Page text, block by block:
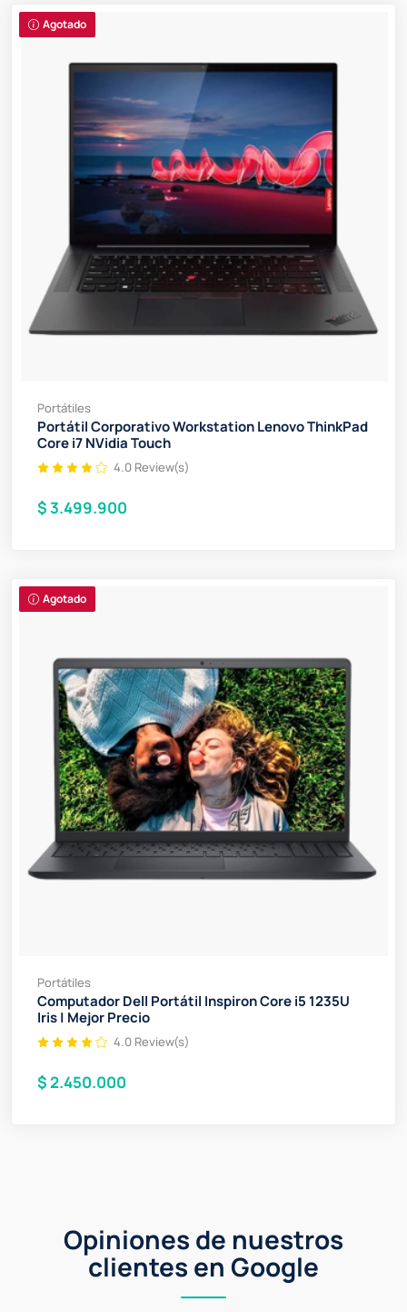
Agotado
Portátiles
Portátil Corporativo Workstation Lenovo ThinkPad
Core i7 NVidia Touch
4.0 Review(s)
$ 3.499.900
Agotado
Portátiles
Computador Dell Portátil Inspiron Core i5 1235U
Iris | Mejor Precio
4.0 Review(s)
$ 2.450.000
Opiniones de nuestros
clientes en Google